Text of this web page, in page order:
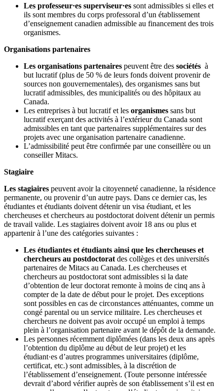
Les professeur·es superviseur·es sont admissibles si elles et
ils sont membres du corps professoral d’un établissement
d’enseignement canadien admissible au financement des trois
organismes.
Organisations partenaires
Les organisations partenaires peuvent être des sociétés à
but lucratif (plus de 50 % de leurs fonds doivent provenir de
sources non gouvernementales), des organismes sans but
lucratif admissibles, des municipalités ou des hôpitaux au
Canada.
Les entreprises à but lucratif et les organismes sans but
lucratif exerçant des activités à l’extérieur du Canada sont
admissibles en tant que partenaires supplémentaires sur des
projets avec une organisation partenaire canadienne.
L’admissibilité peut être confirmée par une conseillère ou un
conseiller Mitacs.
Stagiaire
Les stagiaires peuvent avoir la citoyenneté canadienne, la résidence
permanente, ou provenir d’un autre pays. Dans ce dernier cas, les
étudiantes et étudiants doivent détenir un visa étudiant, et les
chercheuses et chercheurs au postdoctorat doivent détenir un permis
de travail valide. Les stagiaires doivent avoir 18 ans ou plus et
appartenir à l’une des catégories suivantes :
Les étudiantes et étudiants ainsi que les chercheuses et
chercheurs au postdoctorat des collèges et des universités
partenaires de Mitacs au Canada. Les chercheuses et
chercheurs au postdoctorat sont admissibles si la date
d’obtention de leur doctorat remonte à moins de cinq ans à
compter de la date de début pour le projet. Des exceptions
sont possibles en cas de circonstances atténuantes, comme un
congé parental ou un service militaire. Les chercheuses et
chercheurs ne doivent pas avoir occupé un emploi à temps
plein à l’organisation partenaire avant le dépôt de la demande.
Les personnes récemment diplômées (dans les deux ans après
l’obtention du diplôme au début de leur projet) et les
étudiant·es d’autres programmes universitaires (diplôme,
certificat, etc.) sont admissibles, à la discrétion de
l’établissement d’enseignement. (Toute personne intéressée
devrait d’abord vérifier auprès de son établissement s’il est en